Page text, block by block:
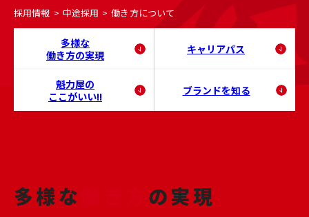
採用情報 中途採用 働き方について
多様な
働き方の実現
キャリアパス
魁力屋の
ここがいい!!
ブランドを知る
多様な の実現